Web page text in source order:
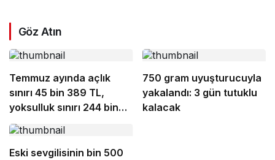
Göz Atın
Temmuz ayında açlık
sınırı 45 bin 389 TL,
yoksulluk sınırı 244 bin
818 TL oldu
750 gram uyuşturucuyla
yakalandı: 3 gün tutuklu
kalacak
Eski sevgilisinin bin 500